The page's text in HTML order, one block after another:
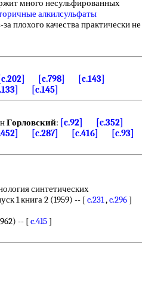
много несульфированных
алкилсульфаты
плохого качества практически не
[c.202] [c.798]
[c.143]
[c.145]
Горловский: [c.92]
[c.352]
[c.287] [c.416] [c.93]
синтетических
1 книга 2 (1959) -- [c.231,c.296 ]
-- [c.415 ]